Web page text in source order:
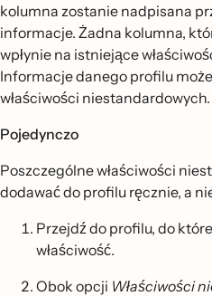
kolumna zostanie nadpisana
informacje. Żadna kolumna,
wpłynie na istniejące
Informacje danego profilu
właściwości niestandardowych.
Pojedynczo
Poszczególne właściwości
dodawać do profilu ręcznie, a
Przejdź do profilu, do
właściwość.
Obok opcji Właściwości